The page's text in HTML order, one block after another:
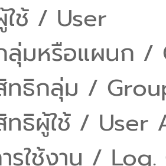
ช้ / User
ลุ่มหรือแผนก /
ทธิกลุ่ม /
ทธิผู้ใช้ / User
รใช้งาน /